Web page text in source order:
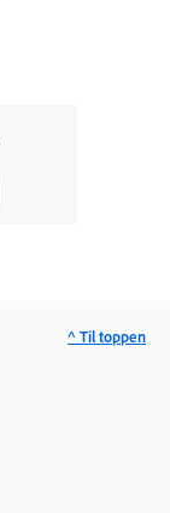
^ Til toppen